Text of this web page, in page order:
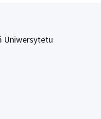
Uniwersytetu